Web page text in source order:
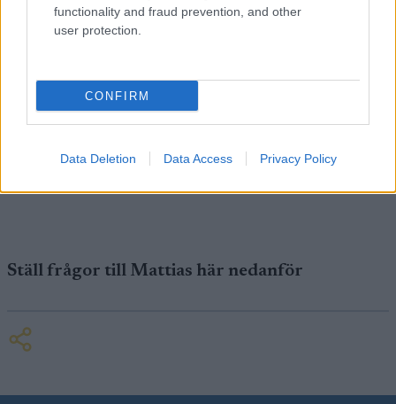
functionality and fraud prevention, and other
user protection.
CONFIRM
Data Deletion Data Access Privacy Policy
6/ A2 (snabbdistans) 0.45 tim, ca 80 % av din
Hör gärna av er om ni har frågor eller
funderingar.
Ställ frågor till Mattias här nedanför